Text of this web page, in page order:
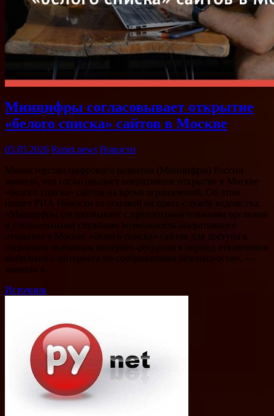
Минцифры согласовывает открытие
«белого списка» сайтов в Москве
05.05.2026 Runet.news Новости
Министерство цифрового развития (Минцифры) России
заявило, что согласовывает оперативное открытие в Москве
«белого списка» сайтов на время ограничений. Об этом
пишет РИА Новости со ссылкой на пресс-службу ведомства.
«Минцифры согласовывает с правоохранительными органами
и специальными службами возможность оперативного
открытия в Москве «белого списка» сайтов для доступа к
социально значимым интернет-ресурсам в период отключения
мобильного интернета по соображениям безопасности», —
заявили в…
Источник